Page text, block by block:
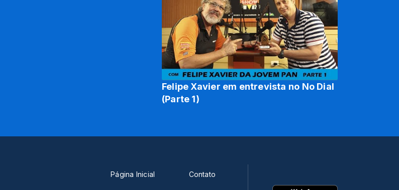
Felipe Xavier em entrevista no No Dial
(Parte 1)
Página Inicial Contato